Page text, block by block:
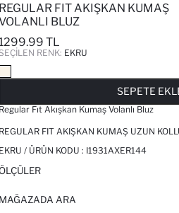
REGULAR FIT AKIŞKAN KUMAŞ
BLUZ
TL
RENK: EKRU
SEPETE
Regular Fıt Akışkan Kumaş Volanlı Bluz
REGULAR FIT AKIŞKAN KUMAŞ UZUN
EKRU / ÜRÜN KODU : I1931AXER144
ÖLÇÜLER
MAĞAZADA ARA